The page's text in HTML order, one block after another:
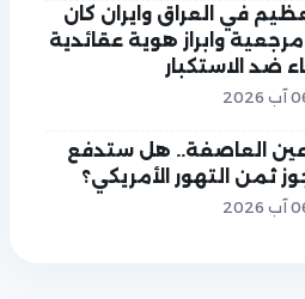
في العراق وايران كان
وابراز هوية عقائدية
ضد الاستكبار
عين العاصفة.. هل ستدفع
ثمن التهور الأمريكي؟